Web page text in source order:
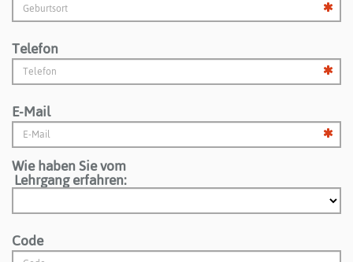
Telefon
E-Mail
Wie haben Sie vom
Lehrgang erfahren:
Code